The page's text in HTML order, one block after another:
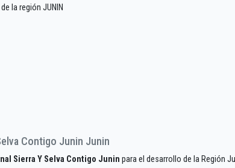
la región JUNIN
Contigo Junin Junin
Sierra Y Selva Contigo Junin para el desarrollo de la Región